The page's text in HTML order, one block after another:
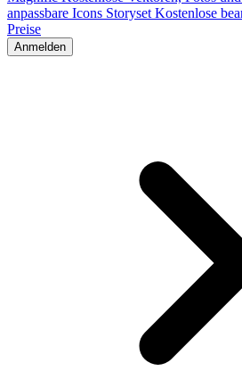
anpassbare Icons Storyset Kostenlose
Preise
Anmelden